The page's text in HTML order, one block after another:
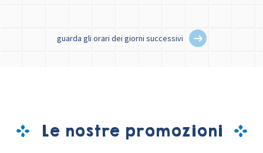
guarda gli orari dei giorni successivi
Le nostre promozioni